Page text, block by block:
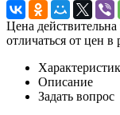
Цена
отличаться от цен
Описание
Задать вопрос